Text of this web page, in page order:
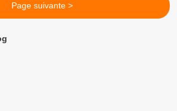
Page suivante >